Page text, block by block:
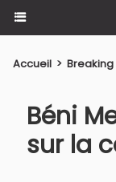
Accueil >
Béni
sur la